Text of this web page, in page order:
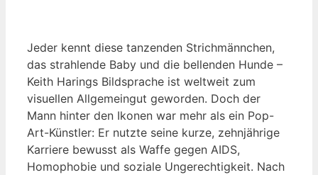
Jeder kennt diese tanzenden Strichmännchen,
das strahlende Baby und die bellenden Hunde –
Keith Harings Bildsprache ist weltweit zum
visuellen Allgemeingut geworden. Doch der
Mann hinter den Ikonen war mehr als ein Pop-
Art-Künstler: Er nutzte seine kurze, zehnjährige
Karriere bewusst als Waffe gegen AIDS,
Homophobie und soziale Ungerechtigkeit. Nach